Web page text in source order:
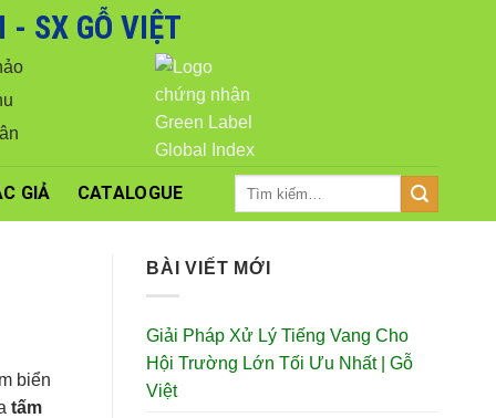
- SX GỖ VIỆT
GIẢ CATALOGUE
biển
tấm
BÀI VIẾT MỚI
Giải Pháp Xử Lý Tiếng Vang Cho
Hội Trường Lớn Tối Ưu Nhất | Gỗ
Việt
tốt nhất.